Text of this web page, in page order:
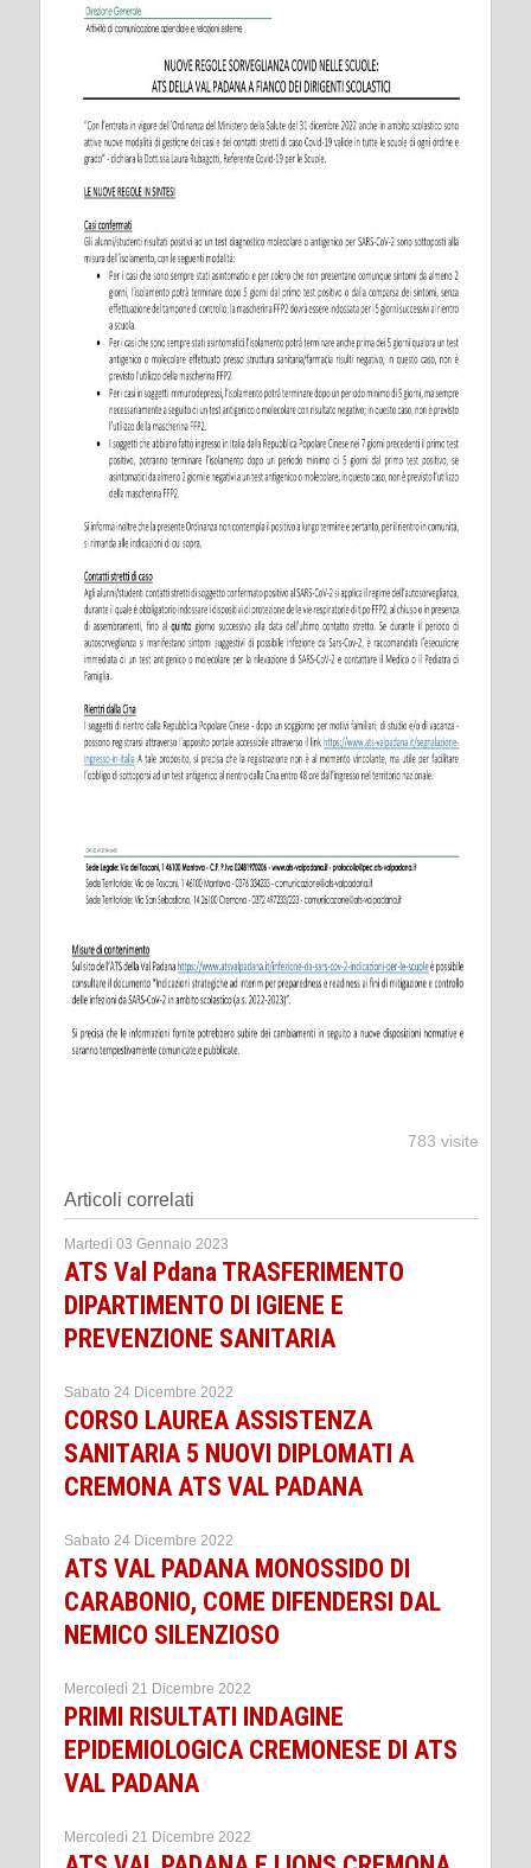
783 visite
Articoli correlati
Martedì 03 Gennaio 2023
ATS Val Pdana TRASFERIMENTO
DIPARTIMENTO DI IGIENE E
PREVENZIONE SANITARIA
Sabato 24 Dicembre 2022
CORSO LAUREA ASSISTENZA
SANITARIA 5 NUOVI DIPLOMATI A
CREMONA ATS VAL PADANA
Sabato 24 Dicembre 2022
ATS VAL PADANA MONOSSIDO DI
CARABONIO, COME DIFENDERSI DAL
NEMICO SILENZIOSO
Mercoledì 21 Dicembre 2022
PRIMI RISULTATI INDAGINE
EPIDEMIOLOGICA CREMONESE DI ATS
VAL PADANA
Mercoledì 21 Dicembre 2022